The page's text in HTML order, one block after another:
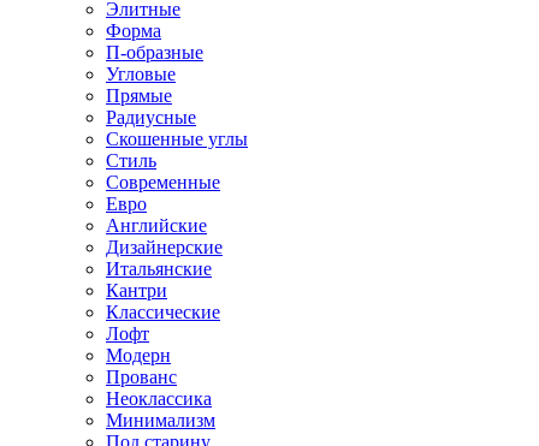
Элитные
Форма
П-образные
Угловые
Прямые
Радиусные
Скошенные углы
Стиль
Современные
Евро
Английские
Дизайнерские
Итальянские
Кантри
Классические
Лофт
Модерн
Прованс
Неоклассика
Минимализм
Под старину